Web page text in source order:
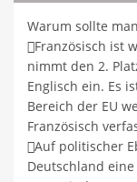
Warum sollte
Französisch ist
nimmt den 2.
Englisch ein. Es
Bereich der EU
Französisch
Auf politischer
Deutschland